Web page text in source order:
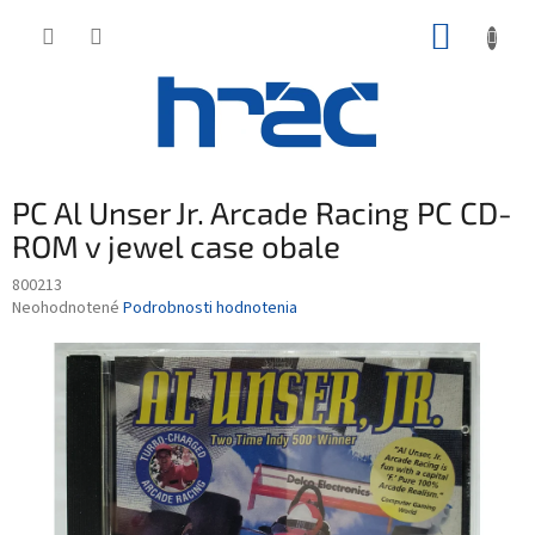
PC Al Unser Jr. Arcade Racing PC CD-
ROM v jewel case obale
800213
Priemerné
produktu
Neohodnotené Podrobnosti hodnotenia